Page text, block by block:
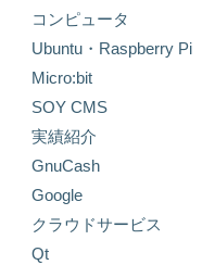
コンピュータ
Ubuntu・Raspberry Pi
Micro:bit
SOY CMS
実績紹介
GnuCash
Google
クラウドサービス
Qt